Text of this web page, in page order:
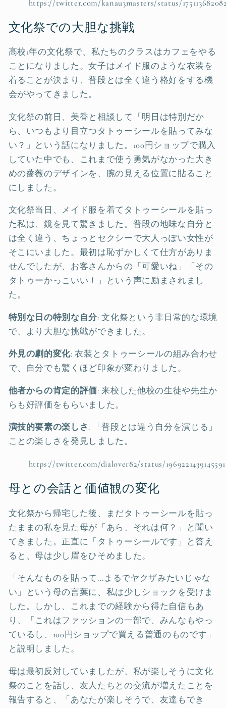
https://twitter.com/kanau3masters/status/
文化祭での大胆な挑戦
高校1年の文化祭で、私たちのクラスはカフェをやる
ことになりました。女子はメイド服のような衣装を
着ることが決まり、普段とは全く違う格好をする機
会がやってきました。
文化祭の前日、美香と相談して「明日は特別だか
ら、いつもより目立つタトゥーシールを貼ってみな
い？」という話になりました。100円ショップで購入
していた中でも、これまで使う勇気がなかった大き
めの薔薇のデザインを、腕の見える位置に貼ること
にしました。
文化祭当日、メイド服を着てタトゥーシールを貼っ
た私は、鏡を見て驚きました。普段の地味な自分と
は全く違う、ちょっとセクシーで大人っぽい女性が
そこにいました。最初は恥ずかしくて仕方がありま
せんでしたが、お客さんからの「可愛いね」「その
タトゥーかっこいい！」という声に励まされまし
た。
特別な日の特別な自分: 文化祭という非日常的な環境
で、より大胆な挑戦ができました。
外見の劇的変化: 衣装とタトゥーシールの組み合わせ
で、自分でも驚くほど印象が変わりました。
他者からの肯定的評価: 来校した他校の生徒や先生か
らも好評価をもらいました。
演技的要素の楽しさ : 「普段とは違う自分を演じる」
ことの楽しさを発見しました。
https://twitter.com/dialover82/status/
母との会話と価値観の変化
文化祭から帰宅した後、まだタトゥーシールを貼っ
たままの私を見た母が「あら、それは何？」と聞い
てきました。正直に「タトゥーシールです」と答え
ると、母は少し眉をひそめました。
「そんなものを貼って...まるでヤクザみたいじゃな
い」という母の言葉に、私は少しショックを受けま
した。しかし、これまでの経験から得た自信もあ
り、「これはファッションの一部で、みんなもやっ
ているし、100円ショップで買える普通のものです」
と説明しました。
母は最初反対していましたが、私が楽しそうに文化
祭のことを話し、友人たちとの交流が増えたことを
報告すると、「あなたが楽しそうで、友達もでき